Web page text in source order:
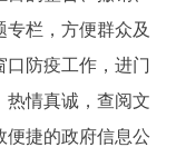
栏，方便群众及
口防疫工作，进门
热情真诚，查阅文
便捷的政府信息公